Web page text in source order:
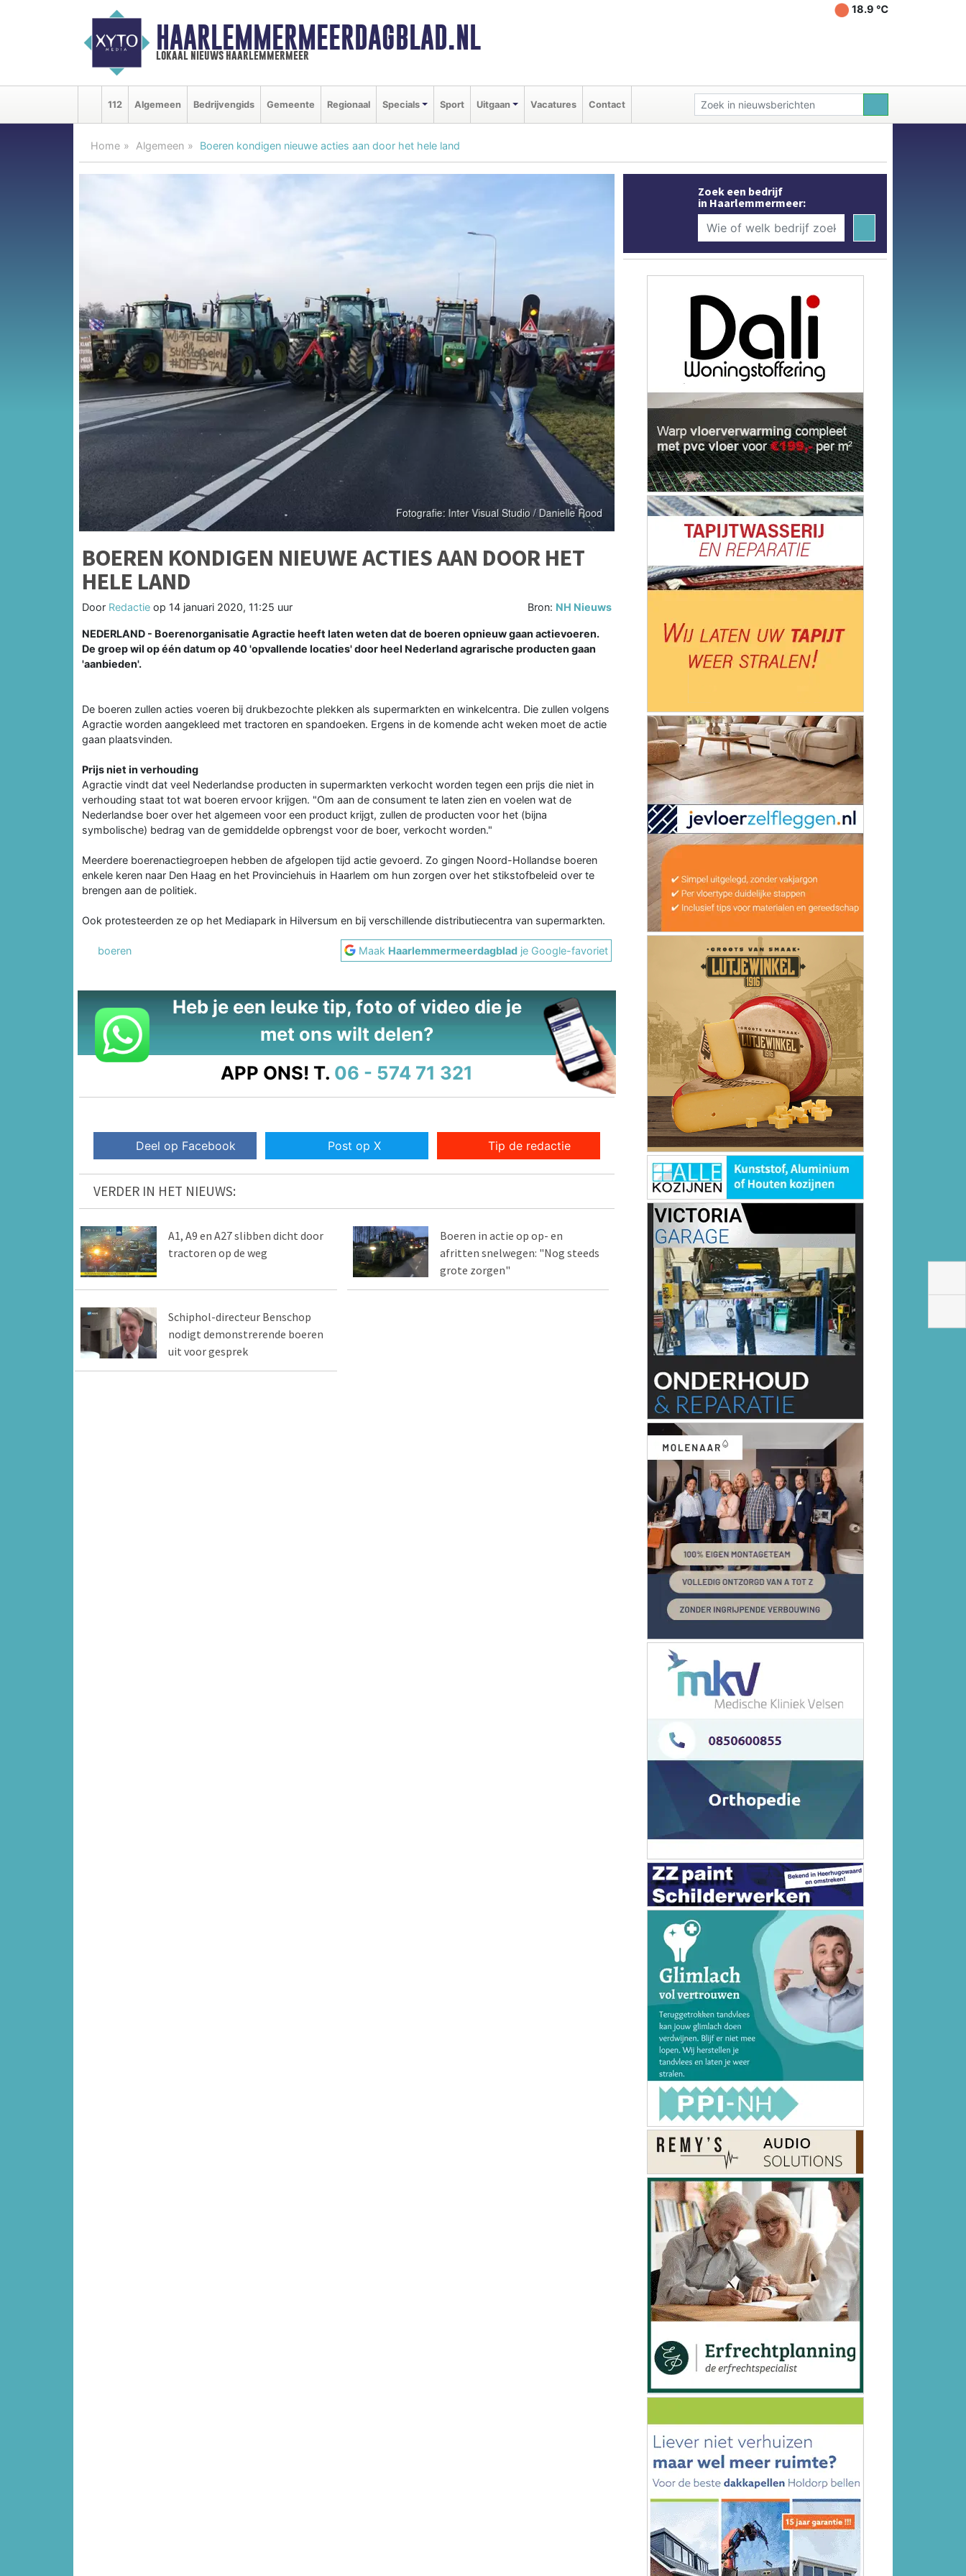
HAARLEMMERMEERDAGBLAD.NL
lokaal nieuws haarlemmermeer
18.9 ℃
112 Algemeen Bedrijvengids Gemeente Regionaal Specials Sport Uitgaan Vacatures Contact
Home Algemeen Boeren kondigen nieuwe acties aan door het hele land
BOEREN KONDIGEN NIEUWE ACTIES AAN DOOR HET
HELE LAND
Door Redactie op 14 januari 2020, 11:25 uur Bron: NH Nieuws
NEDERLAND - Boerenorganisatie Agractie heeft laten weten dat de boeren opnieuw gaan actievoeren.
De groep wil op één datum op 40 'opvallende locaties' door heel Nederland agrarische producten gaan
'aanbieden'.
De boeren zullen acties voeren bij drukbezochte plekken als supermarkten en winkelcentra. Die zullen volgens
Agractie worden aangekleed met tractoren en spandoeken. Ergens in de komende acht weken moet de actie
gaan plaatsvinden.
Prijs niet in verhouding
Agractie vindt dat veel Nederlandse producten in supermarkten verkocht worden tegen een prijs die niet in
verhouding staat tot wat boeren ervoor krijgen. "Om aan de consument te laten zien en voelen wat de
Nederlandse boer over het algemeen voor een product krijgt, zullen de producten voor het (bijna
symbolische) bedrag van de gemiddelde opbrengst voor de boer, verkocht worden."
Meerdere boerenactiegroepen hebben de afgelopen tijd actie gevoerd. Zo gingen Noord-Hollandse boeren
enkele keren naar Den Haag en het Provinciehuis in Haarlem om hun zorgen over het stikstofbeleid over te
brengen aan de politiek.
Ook protesteerden ze op het Mediapark in Hilversum en bij verschillende distributiecentra van supermarkten.
boeren Maak Haarlemmermeerdagblad je Google-favoriet
Heb je een leuke tip, foto of video die je
met ons wilt delen?
APP ONS! T. 06 - 574 71 321
Deel op Facebook Post op X Tip de redactie
VERDER IN HET NIEUWS:
A1, A9 en A27 slibben dicht door
tractoren op de weg
Boeren in actie op op- en
afritten snelwegen: "Nog steeds
grote zorgen"
Schiphol-directeur Benschop
nodigt demonstrerende boeren
uit voor gesprek
Zoek een bedrijf
in Haarlemmermeer: